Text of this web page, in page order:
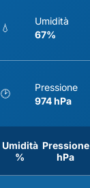
💧
Umidità
67%
🕑
Pressione
974 hPa
Umidità
%
Pressione
hPa